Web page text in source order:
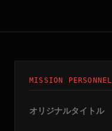
MISSION PERSONNEL
オリジナルタイトル